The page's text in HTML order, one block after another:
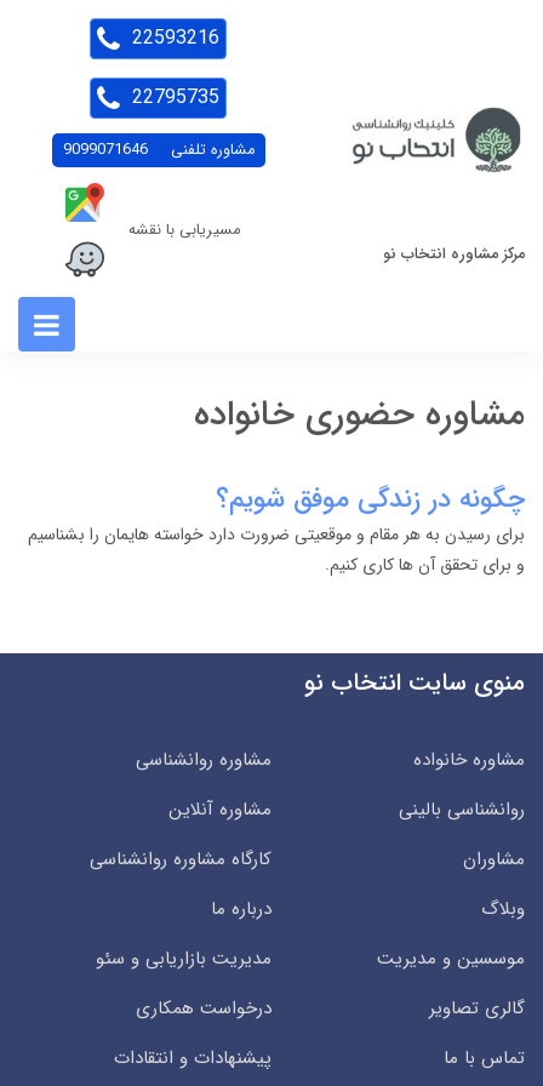
مرکز مشاوره انتخاب نو
مشاوره تلفنی 9099071646
مسیریابی با نقشه
22593216
22795735
مشاوره حضوری خانواده
چگونه در زندگی موفق شویم؟
برای رسیدن به هر مقام و موقعیتی ضرورت دارد خواسته هایمان را بشناسیم
و برای تحقق آن ها کاری کنیم.
منوی سایت انتخاب نو
مشاوره خانواده
مشاوره روانشناسی
روانشناسی بالینی
مشاوره آنلاین
مشاوران
کارگاه مشاوره روانشناسی
وبلاگ
درباره ما
موسسین و مدیریت
مدیریت بازاریابی و سئو
گالری تصاویر
درخواست همکاری
تماس با ما
پیشنهادات و انتقادات